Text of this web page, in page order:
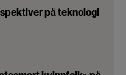
på teknologi